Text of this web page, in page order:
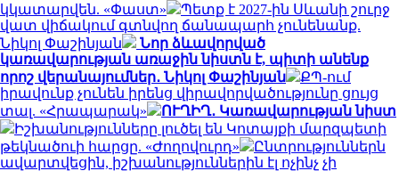
կկատարվեն. «Փաստ»
Պետք է 2027-ին Սևանի շուրջ
վատ վիճակում գտնվող ճանապարհ չունենանք.
Նիկոլ Փաշինյան
Նոր ձևավորված
կառավարության առաջին նիստն է, պիտի անենք
որոշ վերանայումներ․ Նիկոլ Փաշինյան
ՔՊ-ում
իրավունք չունեն իրենց վիրավորվածությունը ցույց
տալ. «Հրապարակ»
ՈՒՂԻՂ․ Կառավարության նիստ
Իշխանությունները լուծել են Կոտայքի մարզպետի
թեկնածուի հարցը. «Ժողովուրդ»
Ընտրություններն
ավարտվեցին, իշխանություններին էլ ոչինչ չի